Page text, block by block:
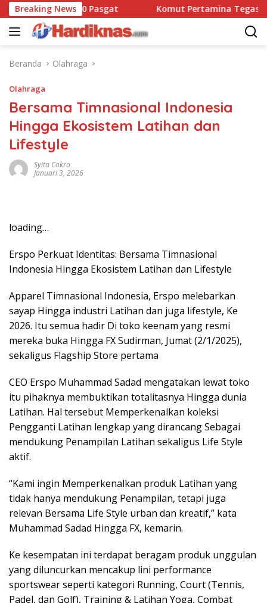
Langsung
ke
konten
Breaking News
90 Pasgat Komut Pertamina Tegaskan
Beranda Olahraga
Olahraga
Bersama Timnasional Indonesia
Hingga Ekosistem Latihan dan
Lifestyle
Syita Cokro
Januari 3, 2026
loading…
Erspo Perkuat Identitas: Bersama Timnasional
Indonesia Hingga Ekosistem Latihan dan Lifestyle
Apparel Timnasional Indonesia, Erspo melebarkan
sayap Hingga industri Latihan dan juga lifestyle, Ke
2026. Itu semua hadir Di toko keenam yang resmi
mereka buka Hingga FX Sudirman, Jumat (2/1/2025),
sekaligus Flagship Store pertama
CEO Erspo Muhammad Sadad mengatakan lewat toko
itu pihaknya membuktikan totalitasnya Hingga dunia
Latihan. Hal tersebut Memperkenalkan koleksi
Pengganti Latihan lengkap yang dirancang Sebagai
mendukung Penampilan Latihan sekaligus Life Style
aktif.
“Kami ingin Memperkenalkan produk Latihan yang
tidak hanya mendukung Penampilan, tetapi juga
relevan Bersama Life Style urban dan kreatif,” kata
Muhammad Sadad Hingga FX, kemarin.
Ke kesempatan ini terdapat beragam produk unggulan
yang diluncurkan mencakup lini performance
sportswear seperti kategori Running, Court (Tennis,
Padel, dan Golf), Training & Latihan Yoga, Combat